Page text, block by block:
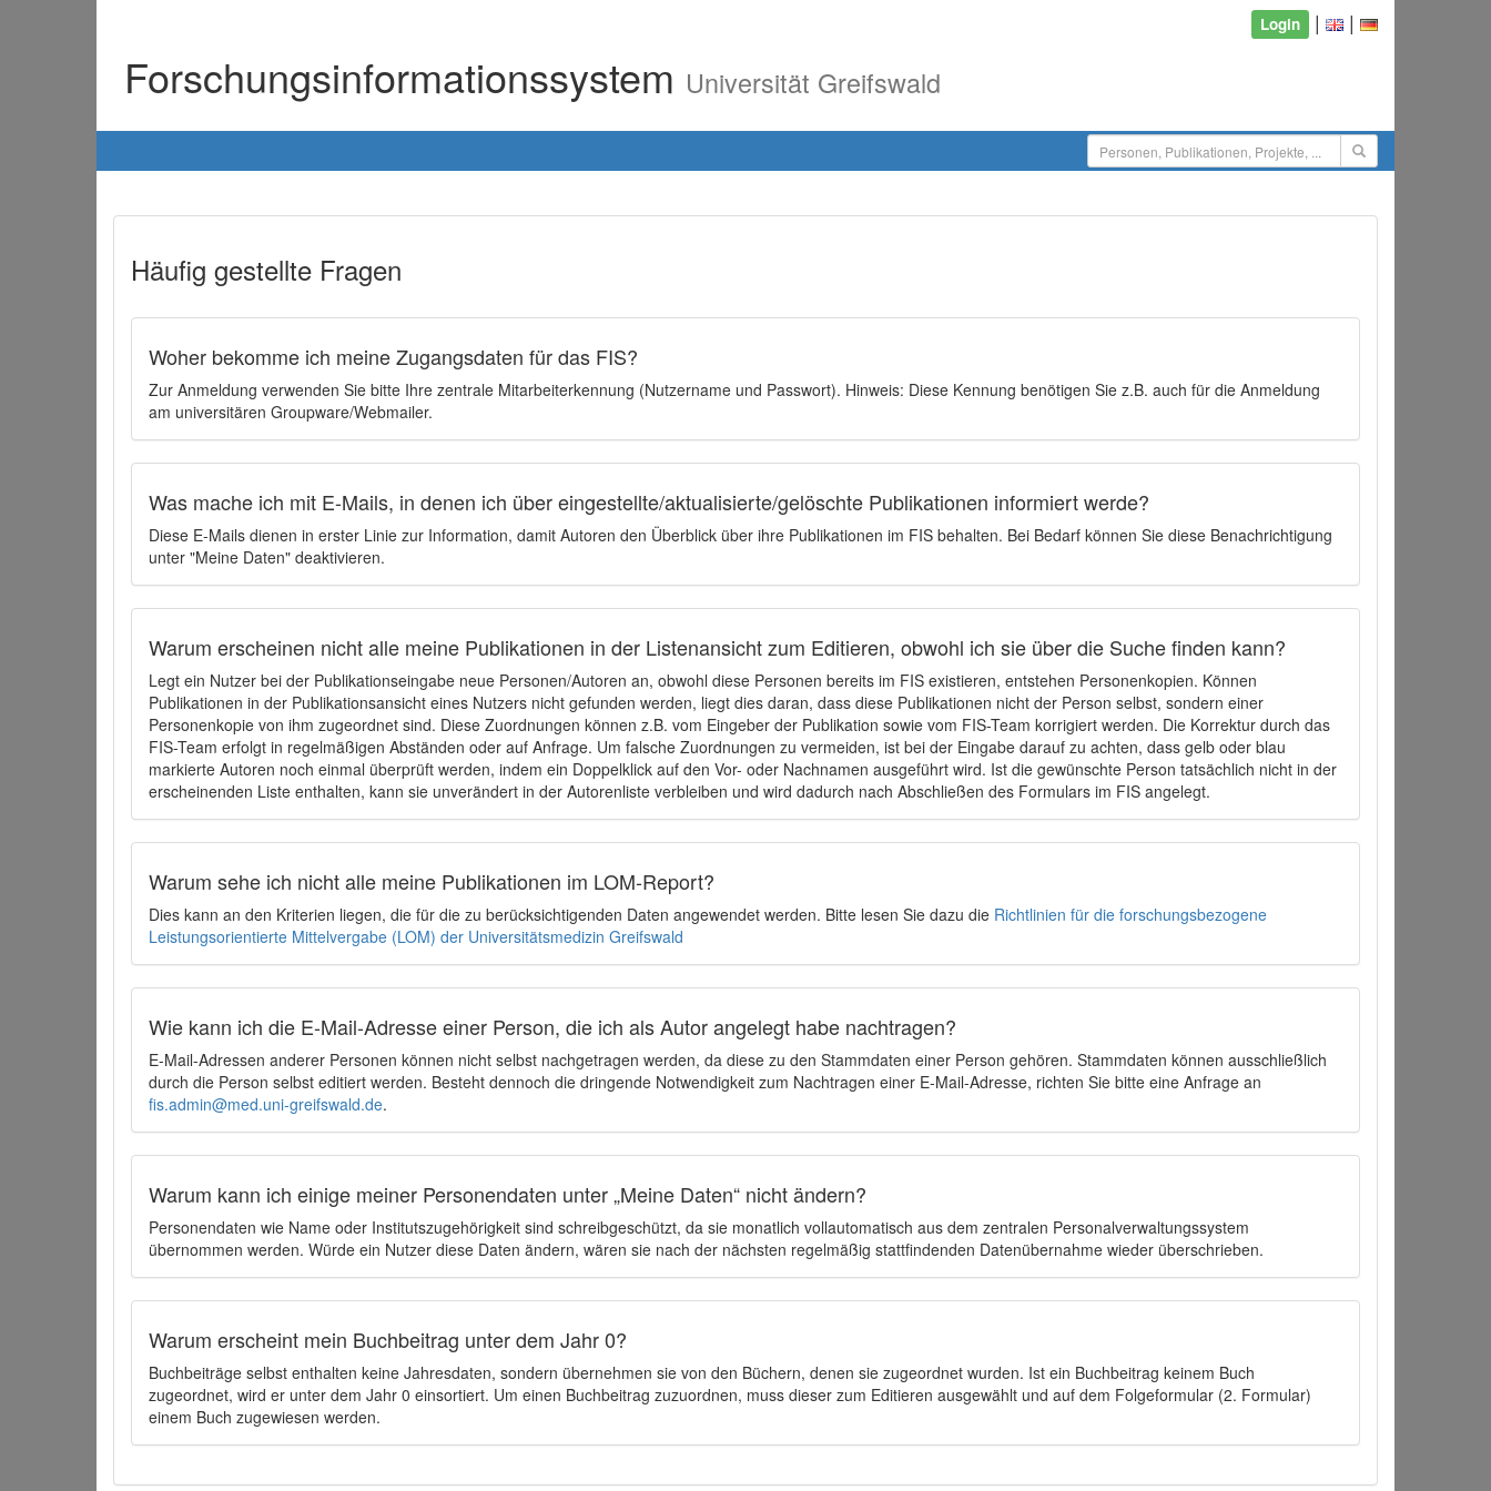
Login | |
Forschungsinformationssystem Universität Greifswald
Häufig gestellte Fragen
Woher bekomme ich meine Zugangsdaten für das FIS?
Zur Anmeldung verwenden Sie bitte Ihre zentrale Mitarbeiterkennung (Nutzername und Passwort). Hinweis: Diese Kennung benötigen Sie z.B. auch für die Anmeldung
am universitären Groupware/Webmailer.
Was mache ich mit E-Mails, in denen ich über eingestellte/aktualisierte/gelöschte Publikationen informiert werde?
Diese E-Mails dienen in erster Linie zur Information, damit Autoren den Überblick über ihre Publikationen im FIS behalten. Bei Bedarf können Sie diese Benachrichtigung
unter "Meine Daten" deaktivieren.
Warum erscheinen nicht alle meine Publikationen in der Listenansicht zum Editieren, obwohl ich sie über die Suche finden kann?
Legt ein Nutzer bei der Publikationseingabe neue Personen/Autoren an, obwohl diese Personen bereits im FIS existieren, entstehen Personenkopien. Können
Publikationen in der Publikationsansicht eines Nutzers nicht gefunden werden, liegt dies daran, dass diese Publikationen nicht der Person selbst, sondern einer
Personenkopie von ihm zugeordnet sind. Diese Zuordnungen können z.B. vom Eingeber der Publikation sowie vom FIS-Team korrigiert werden. Die Korrektur durch das
FIS-Team erfolgt in regelmäßigen Abständen oder auf Anfrage. Um falsche Zuordnungen zu vermeiden, ist bei der Eingabe darauf zu achten, dass gelb oder blau
markierte Autoren noch einmal überprüft werden, indem ein Doppelklick auf den Vor- oder Nachnamen ausgeführt wird. Ist die gewünschte Person tatsächlich nicht in der
erscheinenden Liste enthalten, kann sie unverändert in der Autorenliste verbleiben und wird dadurch nach Abschließen des Formulars im FIS angelegt.
Warum sehe ich nicht alle meine Publikationen im LOM-Report?
Dies kann an den Kriterien liegen, die für die zu berücksichtigenden Daten angewendet werden. Bitte lesen Sie dazu die Richtlinien für die forschungsbezogene
Leistungsorientierte Mittelvergabe (LOM) der Universitätsmedizin Greifswald
Wie kann ich die E-Mail-Adresse einer Person, die ich als Autor angelegt habe nachtragen?
E-Mail-Adressen anderer Personen können nicht selbst nachgetragen werden, da diese zu den Stammdaten einer Person gehören. Stammdaten können ausschließlich
durch die Person selbst editiert werden. Besteht dennoch die dringende Notwendigkeit zum Nachtragen einer E-Mail-Adresse, richten Sie bitte eine Anfrage an
fis.admin@med.uni-greifswald.de.
Warum kann ich einige meiner Personendaten unter „Meine Daten“ nicht ändern?
Personendaten wie Name oder Institutszugehörigkeit sind schreibgeschützt, da sie monatlich vollautomatisch aus dem zentralen Personalverwaltungssystem
übernommen werden. Würde ein Nutzer diese Daten ändern, wären sie nach der nächsten regelmäßig stattfindenden Datenübernahme wieder überschrieben.
Warum erscheint mein Buchbeitrag unter dem Jahr 0?
Buchbeiträge selbst enthalten keine Jahresdaten, sondern übernehmen sie von den Büchern, denen sie zugeordnet wurden. Ist ein Buchbeitrag keinem Buch
zugeordnet, wird er unter dem Jahr 0 einsortiert. Um einen Buchbeitrag zuzuordnen, muss dieser zum Editieren ausgewählt und auf dem Folgeformular (2. Formular)
einem Buch zugewiesen werden.